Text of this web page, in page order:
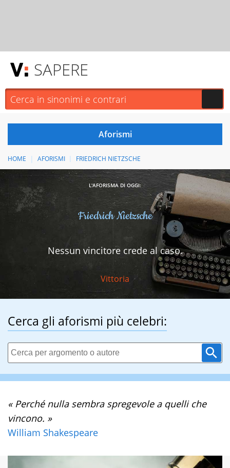
SAPERE
HOME AFORISMI FRIEDRICH NIETZSCHE
L'AFORISMA DI OGGI:
Friedrich Nietzsche
Nessun vincitore crede al caso.
Vittoria
Cerca gli aforismi più celebri:
« Perché nulla sembra spregevole a quelli che
vincono. »
William Shakespeare